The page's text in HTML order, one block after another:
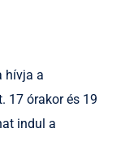
hívja a
17 órakor és 19
indul a